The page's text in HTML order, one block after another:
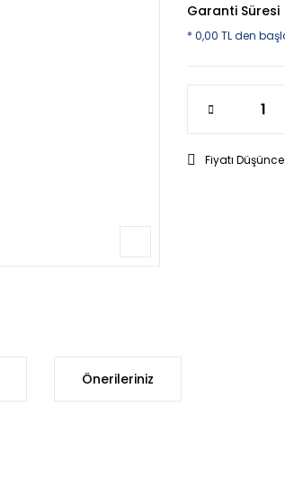
Garanti Süresi
* 0,00 TL den
Fiyatı
Önerileriniz